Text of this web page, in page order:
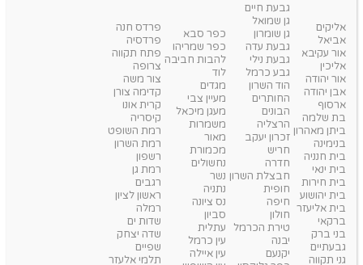
אליקים
אביאל
אור עקיבא
אליכין
אור יהודה
אבן יהודה
ארסוף
בת שלמה
ביתן מאהרון
בנימינה
בית חנניה
בית ינאי
בית חירות
בית יהושוע
בית אליעזר
ברקאי
בני ברק
גבעתיים
גני תקווה
גבעת חיים
גן שמואל
גן שומרון
גבעת עדה
גבעת נילי
גבע כרמל
הוד השרון
החותרים
הבונים
הרצליה
זכרון יעקב
חריש
חדרה
חבצלת השרון
חופית
חיפה
חולון
טירת הכרמל
יבנה
יקנעם
כפר סבא
כפר שמריהו
להבות חביבה
לוד
מגדים
מעיין צבי
מעגן מיכאל
משמרות
מאור
מכמורת
נחשולים
נשר
נתניה
נס ציונה
סביון
עתלית
עין כרמל
עין איילה
פרדס חנה
פרדסיה
פתח תקווה
צרופה
צור משה
קדימה צורן
קרית אונו
קיסריה
רמת השופט
רמת השרון
רשפון
רמת גן
רגבים
ראשון לציון
רמלה
שדות ים
שדה יצחק
שפיים
תלמי אלעזר